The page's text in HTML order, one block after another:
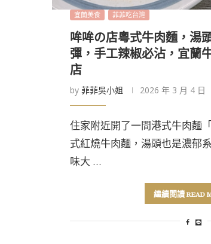
宜蘭美食 菲菲吃台灣
哞哞の店粵式牛肉麵，湯
彈，手工辣椒必沾，宜蘭
店
by 菲菲吳小姐 2026 年 3 月 4 日
住家附近開了一間港式牛肉麵
式紅燒牛肉麵，湯頭也是濃郁
味大 …
繼續閱讀 READ